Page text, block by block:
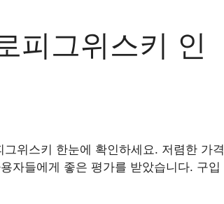
피그위스키 인
위스키 한눈에 확인하세요. 저렴한 가격
자들에게 좋은 평가를 받았습니다. 구입